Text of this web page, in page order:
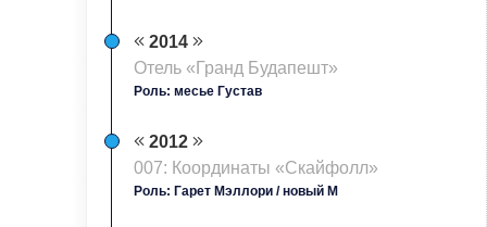
2014
Отель «Гранд Будапешт»
Роль: месье Густав
2012
007: Координаты «Скайфолл»
Роль: Гарет Мэллори / новый M